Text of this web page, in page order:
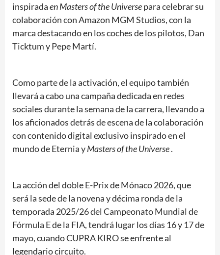
inspiradaen Masters of the Universepara celebrar su
colaboración con Amazon MGM Studios, con la
marca destacando en los coches de los pilotos, Dan
Ticktum y Pepe Martí.
Como parte de la activación, el equipo también
llevará a cabo una campaña dedicada en redes
sociales durante la semana de la carrera, llevando a
los aficionados detrás de escena de la colaboración
con contenido digital exclusivo inspirado en el
mundo de Eternia yMasters of the Universe.
La acción del doble E-Prix de Mónaco 2026, que
será la sede de la novena y décima ronda de la
temporada 2025/26 del Campeonato Mundial de
Fórmula E de la FIA, tendrá lugar los días 16 y 17 de
mayo, cuando CUPRA KIRO se enfrente al
legendario circuito.